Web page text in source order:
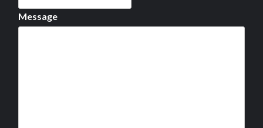
Message